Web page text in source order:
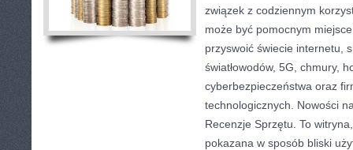
związek z codziennym
może być pomocnym
przyswoić świecie internetu,
światłowodów, 5G, chmury,
cyberbezpieczeństwa oraz
technologicznych. Nowości
Recenzje Sprzętu. To
pokazana w sposób bliski